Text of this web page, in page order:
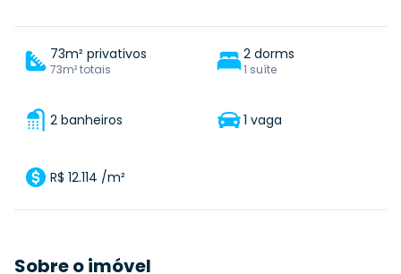
73m² privativos
73m² totais
2 dorms
1 suíte
2 banheiros 1 vaga
R$ 12.114 /m²
Sobre o imóvel